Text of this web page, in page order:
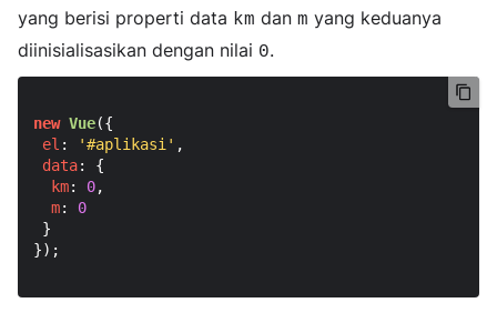
yang berisi properti data km dan m yang keduanya
diinisialisasikan dengan nilai 0.
new Vue({
el : '#aplikasi' ,
data: {
km: 0,
m: 0
}
});